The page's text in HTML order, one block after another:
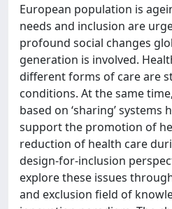
European population is
needs and inclusion are
profound social changes
generation is involved.
different forms of care are
conditions. At the same
based on ‘sharing’
support the promotion of
reduction of health care
design-for-inclusion
explore these issues
and exclusion field of